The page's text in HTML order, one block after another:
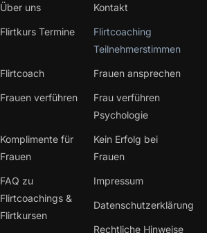
Über uns Kontakt
Flirtkurs Termine
Flirtcoaching
Teilnehmerstimmen
Flirtcoach Frauen ansprechen
Frauen verführen
Frau verführen
Psychologie
Komplimente für
Frauen
Kein Erfolg bei
Frauen
FAQ zu
Flirtcoachings &
Flirtkursen
Impressum
Datenschutzerklärung
Rechtliche Hinweise